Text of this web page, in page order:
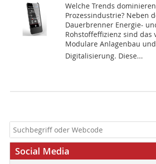
Welche Trends
Prozessindustrie? Neben
Dauerbrenner Energie-
Rohstoffeffizienz sind das
Modulare Anlagenbau
Digitalisierung. Diese...
Social Media